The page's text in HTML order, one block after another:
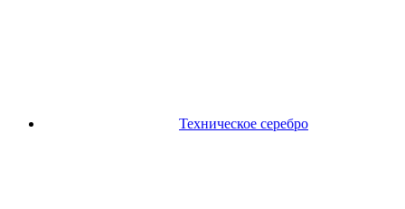
Техническое серебро